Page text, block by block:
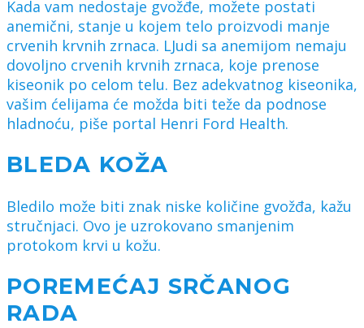
Kada vam nedostaje gvožđe, možete postati
anemični, stanje u kojem telo proizvodi manje
crvenih krvnih zrnaca. LJudi sa anemijom nemaju
dovoljno crvenih krvnih zrnaca, koje prenose
kiseonik po celom telu. Bez adekvatnog kiseonika,
vašim ćelijama će možda biti teže da podnose
hladnoću, piše portal Henri Ford Health.
BLEDA KOŽA
Bledilo može biti znak niske količine gvožđa, kažu
stručnjaci. Ovo je uzrokovano smanjenim
protokom krvi u kožu.
POREMEĆAJ SRČANOG
RADA